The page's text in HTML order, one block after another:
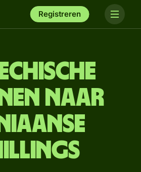
Registreren
naar